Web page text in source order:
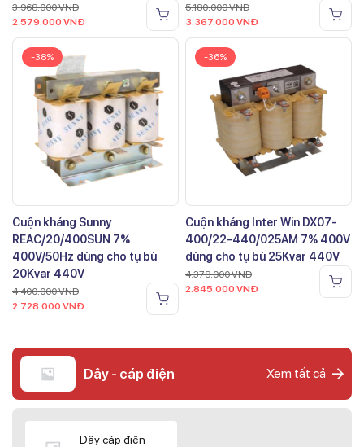
3.968.000VNĐ
2.579.000 VNĐ
5.180.000VNĐ
3.367.000 VNĐ
-38%
Cuộn kháng Sunny
REAC/20/400SUN 7%
400V/50Hz dùng cho tụ bù
20Kvar 440V
4.400.000VNĐ
2.728.000 VNĐ
-36%
Cuộn kháng Inter Win DX07-
400/22-440/025AM 7% 400V
dùng cho tụ bù 25Kvar 440V
4.378.000VNĐ
2.845.000 VNĐ
Dây - cáp điện Xem tất cả
Dây cáp điện